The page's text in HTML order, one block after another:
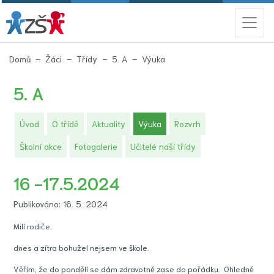
Domů Žáci Třídy 5. A Výuka
5. A
Úvod O třídě Aktuality Výuka(aktuální)
Rozvrh
Školní akce Fotogalerie Učitelé naší třídy
16 -17.5.2024
Publikováno: 16. 5. 2024
Milí rodiče,
dnes a zítra bohužel nejsem ve škole.
Věřím, že do pondělí se dám zdravotně zase do pořádku. Ohledně